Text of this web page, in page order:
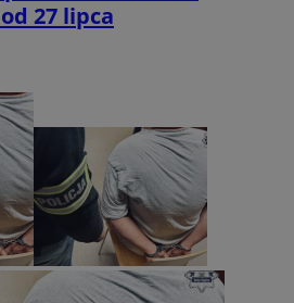
27 lipca